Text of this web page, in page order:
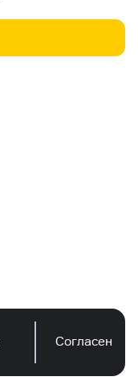
Согласен